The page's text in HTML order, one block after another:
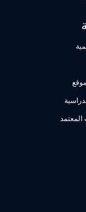
المعتمد